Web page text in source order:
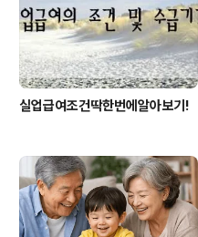
실업급여조건딱한번에알아보기!